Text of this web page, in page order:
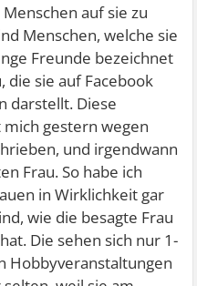
auf sie zu
Menschen, welche sie
Freunde bezeichnet
die sie auf Facebook
darstellt. Diese
gestern wegen
und irgendwann
Frau. So habe ich
in Wirklichkeit gar
wie die besagte Frau
Die sehen sich nur 1-
Hobbyveranstaltungen